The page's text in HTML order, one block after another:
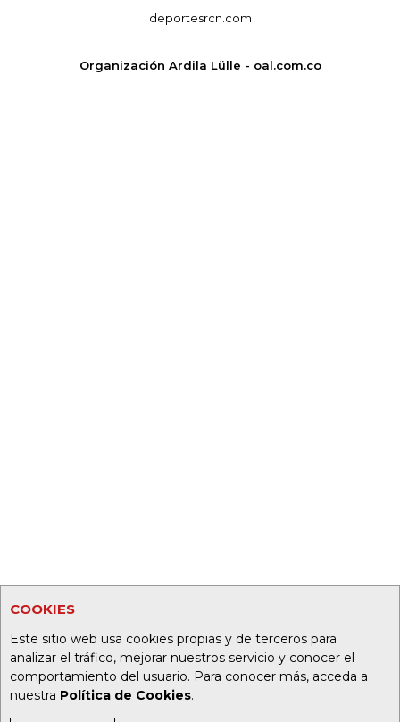
COOKIES
Este sitio web usa cookies propias y de terceros para
analizar el tráfico, mejorar nuestros servicio y conocer el
comportamiento del usuario. Para conocer más, acceda a
nuestra Política de Cookies.
deportesrcn.com
Organización Ardila Lülle - oal.com.co